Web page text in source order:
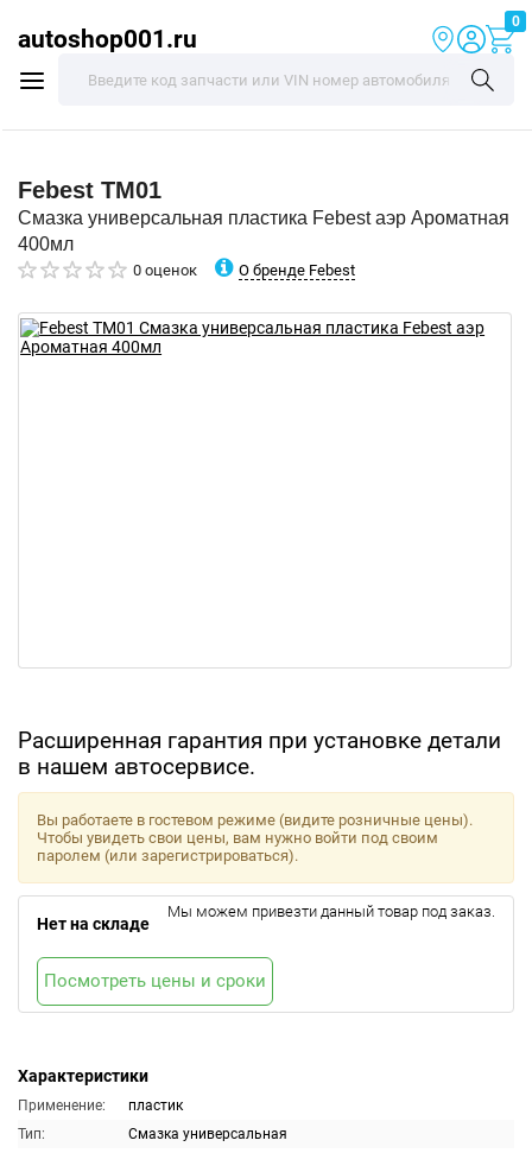
autoshop001.ru
0
Febest TM01
Смазка универсальная пластика Febest аэр Ароматная
400мл
0 оценок О бренде Febest
Расширенная гарантия при установке детали
в нашем автосервисе.
Характеристики
Применение:
пластик
Тип:
Смазка универсальная
Вы работаете в гостевом режиме (видите розничные цены).
Чтобы увидеть свои цены, вам нужно войти под своим
паролем (или зарегистрироваться).
Нет на складе
Мы можем привезти данный товар под заказ.
Посмотреть цены и сроки